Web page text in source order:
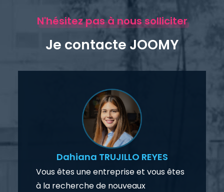
N'hésitez pas à nous solliciter
Je contacte JOOMY
Dahiana TRUJILLO REYES
Vous êtes une entreprise et vous êtes
à la recherche de nouveaux